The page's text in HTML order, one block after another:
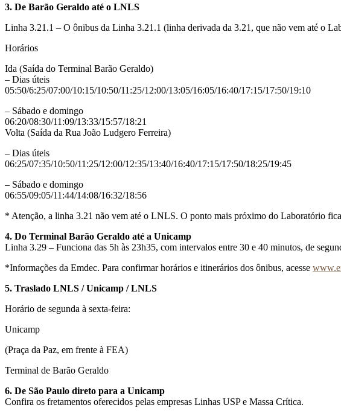
3. De Barão Geraldo até o LNLS
Linha 3.21.1 – O ônibus da Linha 3.21.1 (linha derivada da 3.21, que não vem até o
Horários
Ida (Saída do Terminal Barão Geraldo)
– Dias úteis
05:50/6:25/07:00/10:15/10:50/11:25/12:00/13:05/16:05/16:40/17:15/17:50/19:10
– Sábado e domingo
06:20/08:30/11:09/13:33/15:57/18:21
Volta (Saída da Rua João Ludgero Ferreira)
– Dias úteis
06:25/07:35/10:50/11:25/12:00/12:35/13:40/16:40/17:15/17:50/18:25/19:45
– Sábado e domingo
06:55/09:05/11:44/14:08/16:32/18:56
* Atenção, a linha 3.21 não vem até o LNLS. O ponto mais próximo do Laboratório
4. Do Terminal Barão Geraldo até a Unicamp
Linha 3.29 – Funciona das 5h às 23h35, com intervalos entre 30 e 40 minutos, de
*Informações da Emdec. Para confirmar horários e itinerários dos ônibus, acesse
5. Traslado LNLS / Unicamp / LNLS
Horário de segunda à sexta-feira:
Unicamp
(Praça da Paz, em frente à FEA)
Terminal de Barão Geraldo
6. De São Paulo direto para a Unicamp
Confira os fretamentos oferecidos pelas empresas Linhas USP e Massa Crítica.